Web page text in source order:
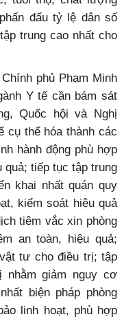
đấu tỷ lệ dân số
trung cao nhất cho
phủ Phạm Minh
Y tế cần bám sát
Quốc hội và Nghị
cụ thể hóa thành các
hành động phù hợp
tiếp tục tập trung
khai nhất quán quy
kiểm soát hiệu quả
tiêm vắc xin phòng
an toàn, hiệu quả;
tư cho điều trị; tập
nhằm giảm nguy cơ
biện pháp phòng
linh hoạt, phù hợp